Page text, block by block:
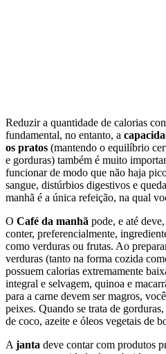
Reduzir a quantidade de calorias
fundamental, no entanto, a
os pratos (mantendo o equilíbrio
e gorduras) também é muito
funcionar de modo que não haja
sangue, distúrbios digestivos e
manhã é a única refeição, na qual
O Café da manhã pode, e até
conter, preferencialmente,
como verduras ou frutas. Ao
verduras (tanto na forma cozida
possuem calorias extremamente
integral e selvagem, quinoa e
para a carne devem ser magros,
peixes. Quando se trata de
de coco, azeite e óleos vegetais de
A janta deve contar com produtos